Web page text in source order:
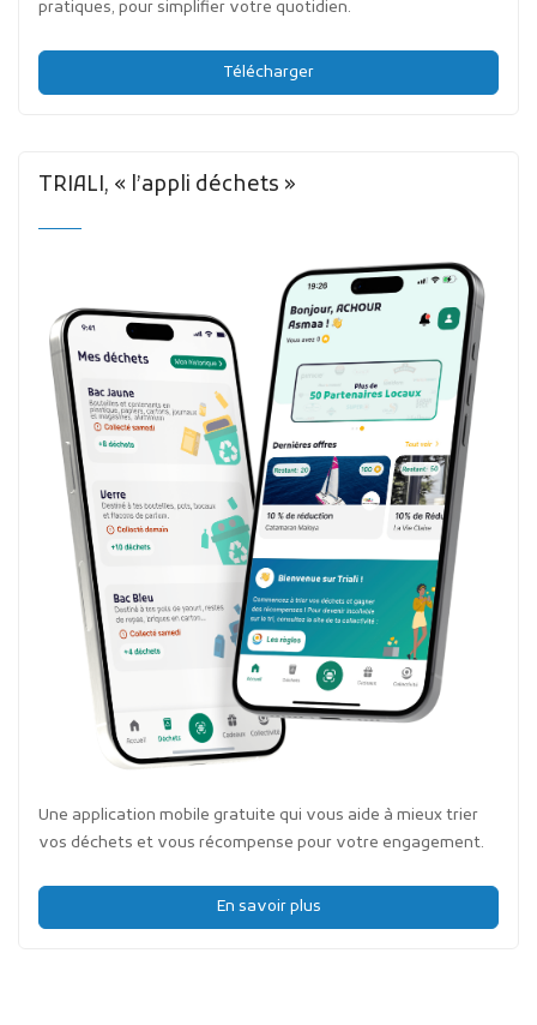
pratiques, pour simplifier votre quotidien.
Télécharger
TRIALI, « l’appli déchets »
Une application mobile gratuite qui vous aide à mieux trier
vos déchets et vous récompense pour votre engagement.
En savoir plus